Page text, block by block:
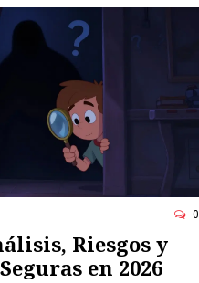
0
Riesgos y
en 2026